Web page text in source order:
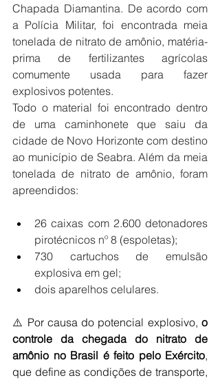
Chapada Diamantina. De acordo com
a Polícia Militar, foi encontrada meia
tonelada de nitrato de amônio, matéria-
prima de fertilizantes agrícolas
comumente usada para fazer
explosivos potentes.
Todo o material foi encontrado dentro
de uma caminhonete que saiu da
cidade de Novo Horizonte com destino
ao município de Seabra. Além da meia
tonelada de nitrato de amônio, foram
apreendidos:
26 caixas com 2.600 detonadores
pirotécnicos nº 8 (espoletas);
730 cartuchos de emulsão
explosiva em gel;
dois aparelhos celulares.
⚠️ Por causa do potencial explosivo, o
controle da chegada do nitrato de
amônio no Brasil é feito pelo Exército,
que define as condições de transporte,